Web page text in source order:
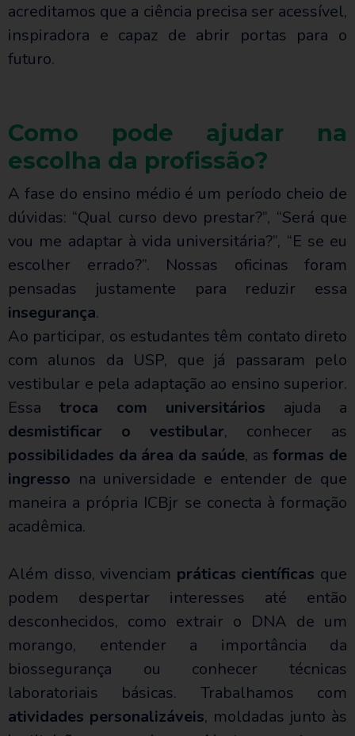
acreditamos que a ciência precisa ser acessível,
inspiradora e capaz de abrir portas para o
futuro.
Como pode ajudar na
escolha da profissão?
A fase do ensino médio é um período cheio de
dúvidas: “Qual curso devo prestar?”, “Será que
vou me adaptar à vida universitária?”, “E se eu
escolher errado?”. Nossas oficinas foram
pensadas justamente para reduzir essa
insegurança.
Ao participar, os estudantes têm contato direto
com alunos da USP, que já passaram pelo
vestibular e pela adaptação ao ensino superior.
Essa troca com universitários ajuda a
desmistificar o vestibular, conhecer as
possibilidades da área da saúde, asformas de
ingresso na universidade e entender de que
maneira a própria ICBjr se conecta à formação
acadêmica.
Além disso, vivenciam práticas científicas que
podem despertar interesses até então
desconhecidos, como extrair o DNA de um
morango, entender a importância da
biossegurança ou conhecer técnicas
laboratoriais básicas. Trabalhamos com
atividades personalizáveis, moldadas junto às